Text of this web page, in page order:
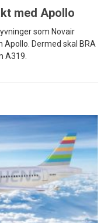
med Apollo
som Novair
Dermed skal BRA
A319.